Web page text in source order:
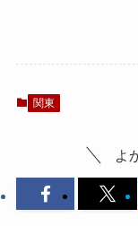
関東
よ